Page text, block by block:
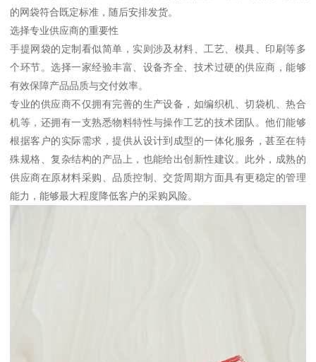
的网袋符合既定标准，随后安排发货。
选择专业供应商的重要性
手提网袋的定制看似简单，实则涉及材料、工艺、模具、印刷等多
个环节。选择一家经验丰富、设备齐全、技术过硬的供应商，能够
有效保障产品品质与交付效率。
专业的供应商不仅拥有完善的生产设备，如编织机、切袋机、热合
机等，还拥有一支熟悉物料特性与操作工艺的技术团队。他们能够
根据客户的实际需求，提供从设计到成型的一体化服务，甚至在特
殊规格、复杂结构的产品上，也能给出创新性建议。此外，成熟的
供应商在原材料采购、品质控制、交货周期方面具有更稳定的管理
能力，能够最大程度降低客户的采购风险。